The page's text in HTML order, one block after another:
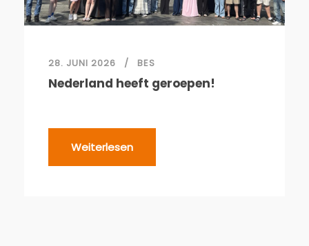
28. JUNI 2026 BES
Nederland heeft geroepen!
Weiterlesen